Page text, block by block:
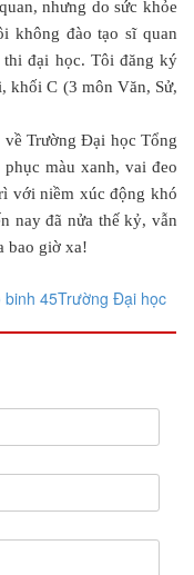
nhưng do sức khỏe
không đào tạo sĩ quan
đại học. Tôi đăng ký
khối C (3 môn Văn, Sử,
Trường Đại học Tổng
màu xanh, vai đeo
với niềm xúc động khó
nay đã nửa thế kỷ, vẫn
bao giờ xa!
binh 45Trường Đại học